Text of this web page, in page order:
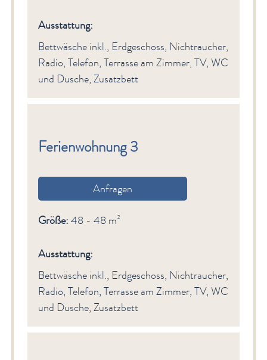
Ausstattung:
Bettwäsche inkl., Erdgeschoss, Nichtraucher,
Radio, Telefon, Terrasse am Zimmer, TV, WC
und Dusche, Zusatzbett
Ferienwohnung 3
Anfragen
Größe: 48 - 48 m²
Ausstattung:
Bettwäsche inkl., Erdgeschoss, Nichtraucher,
Radio, Telefon, Terrasse am Zimmer, TV, WC
und Dusche, Zusatzbett